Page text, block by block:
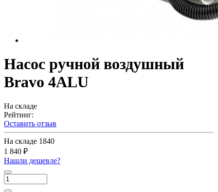
Насос ручной воздушный
Bravo 4ALU
На складе
Рейтинг:
Оставить отзыв
На складе 1840
1 840 ₽
Нашли дешевле?